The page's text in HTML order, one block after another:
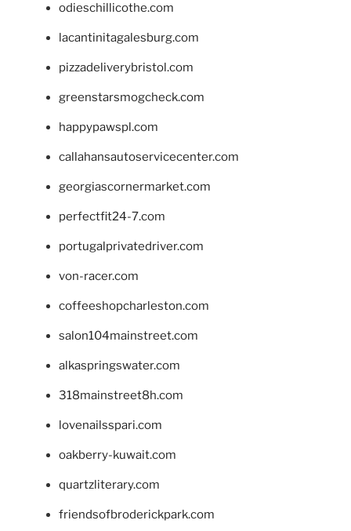
odieschillicothe.com
lacantinitagalesburg.com
pizzadeliverybristol.com
greenstarsmogcheck.com
happypawspl.com
callahansautoservicecenter.com
georgiascornermarket.com
perfectfit24-7.com
portugalprivatedriver.com
von-racer.com
coffeeshopcharleston.com
salon104mainstreet.com
alkaspringswater.com
318mainstreet8h.com
lovenailsspari.com
oakberry-kuwait.com
quartzliterary.com
friendsofbroderickpark.com